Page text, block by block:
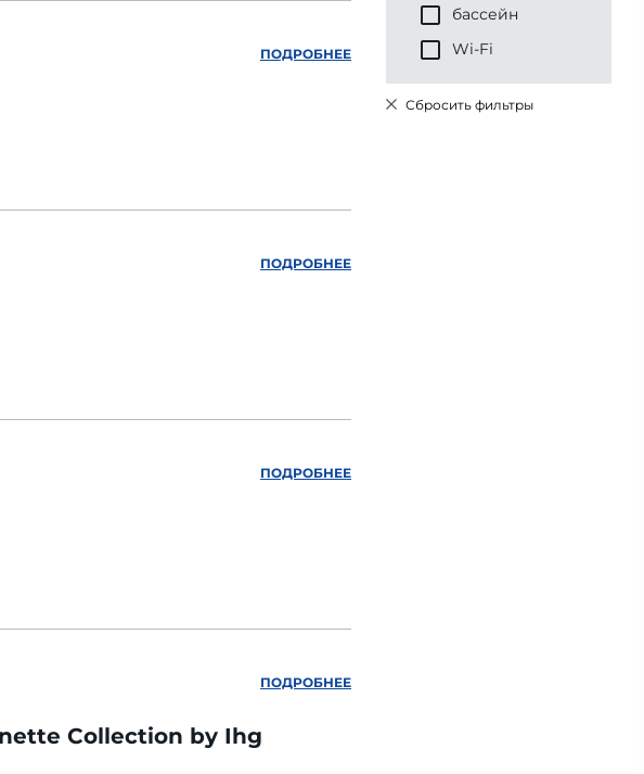
ПОДРОБНЕЕ
ПОДРОБНЕЕ
ПОДРОБНЕЕ
Collection by Ihg
ПОДРОБНЕЕ
бассейн
Wi-Fi
Сбросить фильтры